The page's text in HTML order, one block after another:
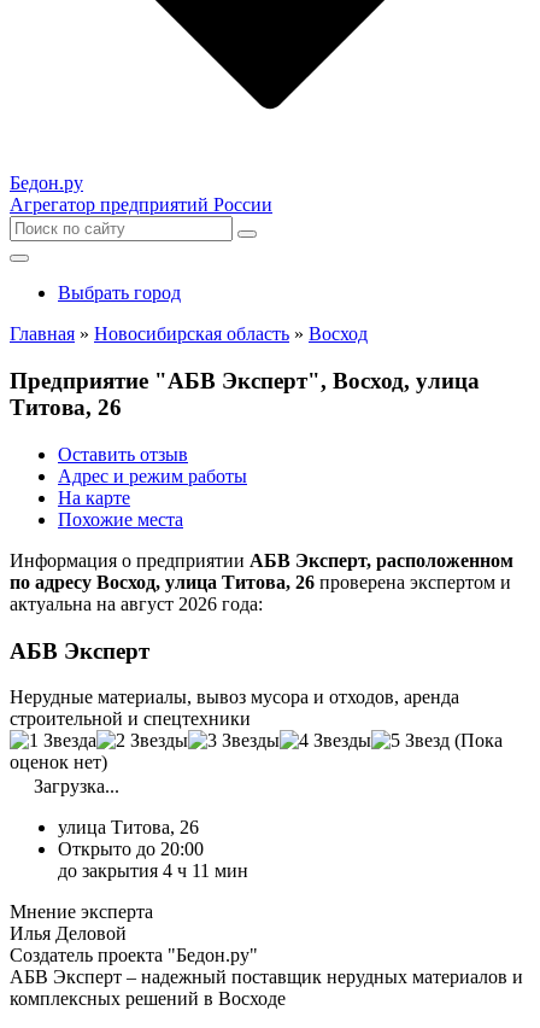
Бедон.ру
Агрегатор предприятий России
Выбрать город
Главная » Новосибирская область » Восход
Предприятие "АБВ Эксперт", Восход, улица
Титова, 26
Оставить отзыв
Адрес и режим работы
На карте
Похожие места
Информация о предприятии АБВ Эксперт, расположенном
по адресу Восход, улица Титова, 26 проверена экспертом и
актуальна на август 2026 года:
АБВ Эксперт
Нерудные материалы, вывоз мусора и отходов, аренда
строительной и спецтехники
(Пока
оценок нет)
Загрузка...
улица Титова, 26
Открыто до 20:00
до закрытия 4 ч 11 мин
Мнение эксперта
Илья Деловой
Создатель проекта "Бедон.ру"
АБВ Эксперт – надежный поставщик нерудных материалов и
комплексных решений в Восходе